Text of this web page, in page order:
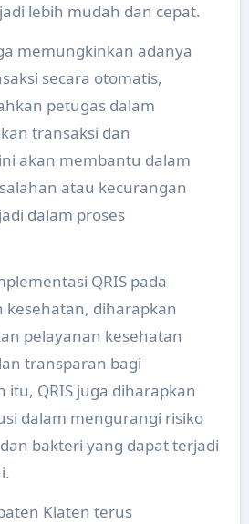
lebih mudah dan cepat.
memungkinkan adanya
secara otomatis,
petugas dalam
transaksi dan
akan membantu dalam
atau kecurangan
dalam proses
QRIS pada
kesehatan, diharapkan
pelayanan kesehatan
transparan bagi
itu, QRIS juga diharapkan
dalam mengurangi risiko
bakteri yang dapat terjadi
Klaten terus